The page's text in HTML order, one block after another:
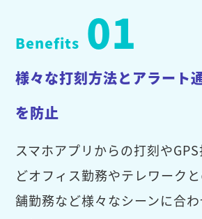
Benefits 01
様々な打刻方法とアラート
を防止
スマホアプリからの打刻や
どオフィス勤務やテレワーク
舗勤務など様々なシーンに合